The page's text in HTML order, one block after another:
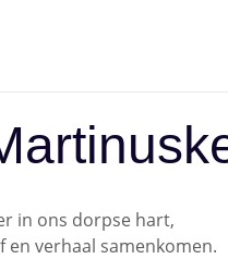
in ons dorpse hart,
en verhaal samenkomen.